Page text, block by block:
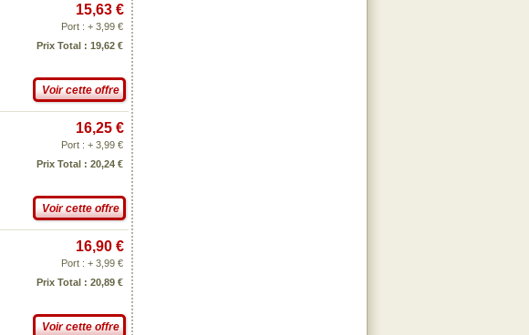
15,63 €
Port : + 3,99 €
Prix Total : 19,62 €
Voir cette offre
16,25 €
Port : + 3,99 €
Prix Total : 20,24 €
Voir cette offre
16,90 €
Port : + 3,99 €
Prix Total : 20,89 €
Voir cette offre